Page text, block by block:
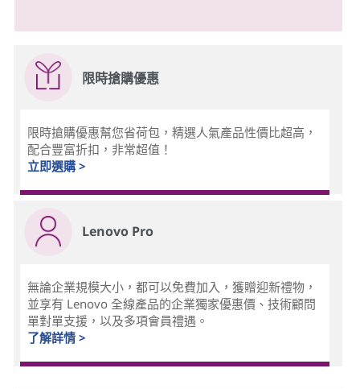
限時搶購優惠
限時搶購優惠幫您省荷包，精選人氣產品性價比超高，
配合豐富折扣，非常超值！
立即選購 >
Lenovo Pro
無論企業規模大小，都可以免費加入，獲贈迎新禮物，
並享有 Lenovo 全線產品的企業獨家優惠價、技術顧問
單對單支援，以及多項會員禮遇。
了解詳情 >